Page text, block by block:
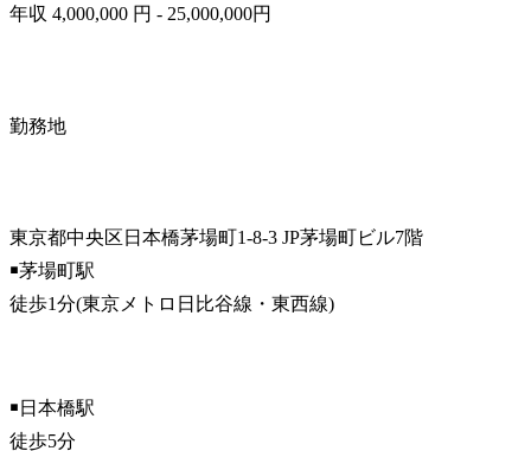
年収 4,000,000 円 - 25,000,000円
勤務地
東京都中央区日本橋茅場町1-8-3 JP茅場町ビル7階
￭茅場町駅
徒歩1分(東京メトロ日比谷線・東西線)
￭日本橋駅
徒歩5分